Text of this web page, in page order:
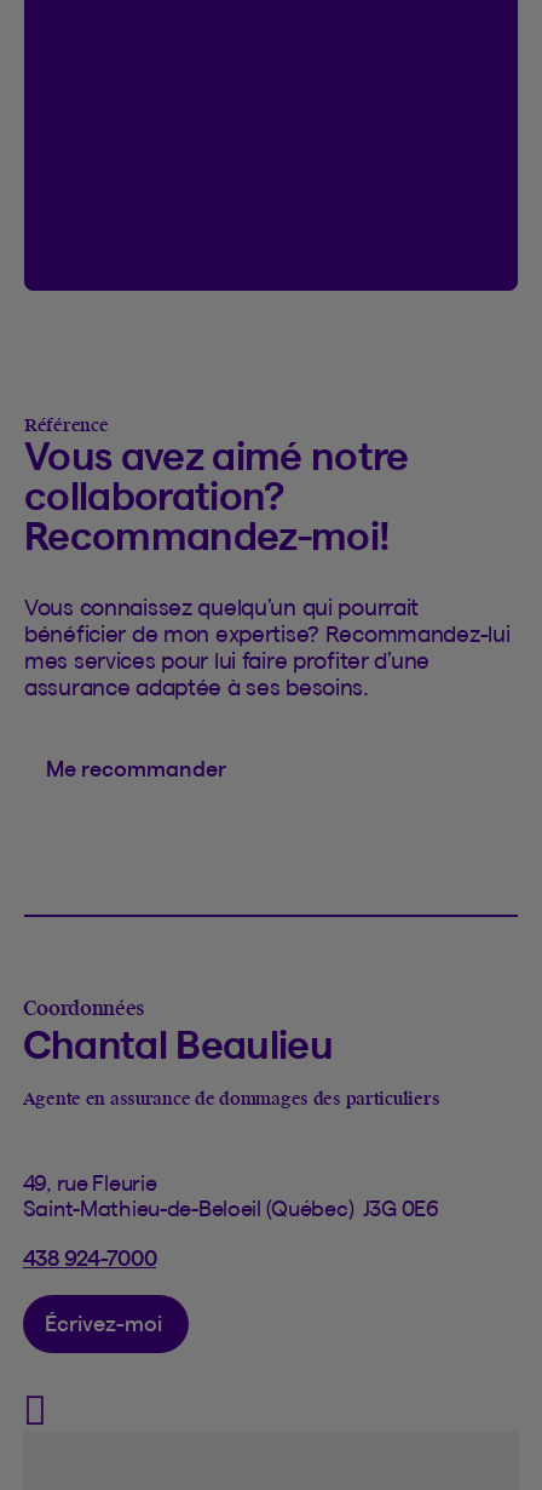
Référence
Vous avez aimé notre
collaboration?
Recommandez-moi!
Vous connaissez quelqu’un qui pourrait
bénéficier de mon expertise? Recommandez-lui
mes services pour lui faire profiter d’une
assurance adaptée à ses besoins.
Me recommander
Coordonnées
Chantal Beaulieu
Agente en assurance de dommages des particuliers
49, rue Fleurie
Saint-Mathieu-de-Beloeil (Québec) J3G 0E6
438 924-7000
Écrivez-moi
Visit Chantal Beaulieu on